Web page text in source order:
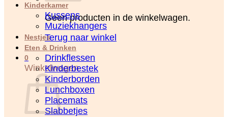
Geen producten in de winkelwagen.
Terug naar winkel
0
Winkelwagen
Kinderkamer
Kussens
Muziekhangers
Nestjes
Eten & Drinken
Drinkflessen
Kinderbestek
Kinderborden
Lunchboxen
Placemats
Slabbetjes